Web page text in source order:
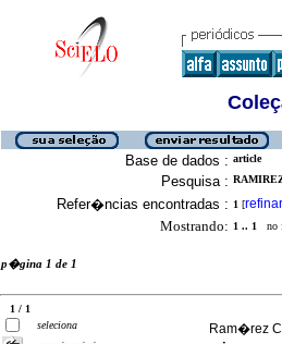
Base de dados : article
Pesquisa :
Refer�ncias encontradas : 1 [refinar
Mostrando: 1 .. 1 no
p�gina 1 de 1
1 / 1
seleciona
Ram�rez